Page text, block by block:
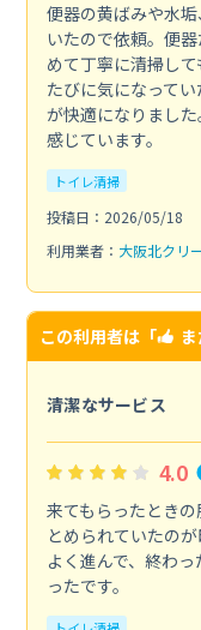
便器の黄ばみや水
いたので依頼。便
めて丁寧に清掃し
たびに気になって
が快適になりまし
感じています。
トイレ清掃
投稿日：2026/05/18
利用業者： 大阪北クリ
この利用者は「
清潔なサービス
4.0
来てもらったとき
とめられていたの
よく進んで、終わ
ったです。